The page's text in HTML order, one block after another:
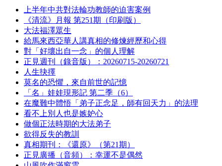
上半年中共對法輪功教師的迫害案例
《清流》月報 第251期（印刷版）
大法福澤眾生
給馬來西亞華人講真相的修煉經歷和心得
對「好壞出自一念」的個人理解
正見週刊（錄音版）：20260715-20260721
人生抉擇
莫名的恐懼，來自前世的記憶
「名」娃娃現形記 第二季（6）
在魔難中體悟「弟子正念足，師有回天力」的法理
看不上別人也是嫉妒心
做個正法時期的大法弟子
欲得反失的教訓
真相期刊：《還原》（第21期）
正見廣播（音頻）：幸運不是偶然